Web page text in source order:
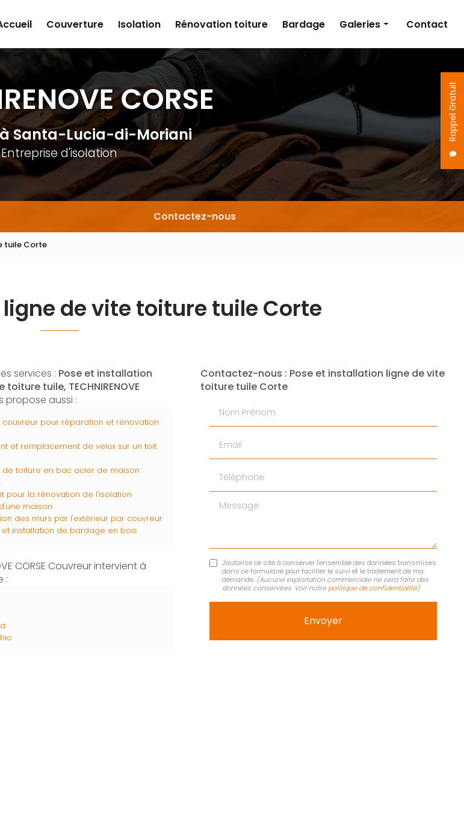
Rappel Gratuit
Couverture Isolation Rénovation toiture Bardage Galeries
Rénovation toiture
Bardage
Contact
Santa-Lucia-di-Moriani
Entreprise d'isolation
Contactez-nous
tuile Corte
de vite toiture tuile Corte
services : Pose et installation
tuile, TECHNIRENOVE
propose aussi :
couvreur pour réparation et rénovation
et remplacement de velux sur un toit
de toiture en bac acier de maison
pour la rénovation de l'isolation
maison
des murs par l'extérieur par couvreur
et installation de bardage en bois
CORSE Couvreur intervient à
:
Contactez-nous : Pose et installation ligne de vite
toiture tuile Corte
Message
J'autorise ce site à conserver l'ensemble des données transmises
dans ce formulaire pour faciliter le suivi et le traitement de ma
demande. (Aucune exploitation commerciale ne sera faite des
données conservées. Voir notrepolitique de confidentialité)